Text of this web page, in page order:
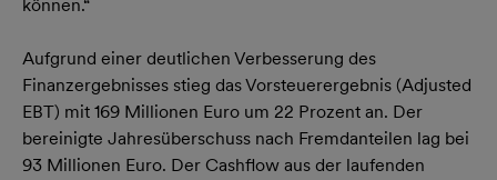
können.“
Aufgrund einer deutlichen Verbesserung des
Finanzergebnisses stieg das Vorsteuerergebnis (Adjusted
EBT) mit 169 Millionen Euro um 22 Prozent an. Der
bereinigte Jahresüberschuss nach Fremdanteilen lag bei
93 Millionen Euro. Der Cashflow aus der laufenden